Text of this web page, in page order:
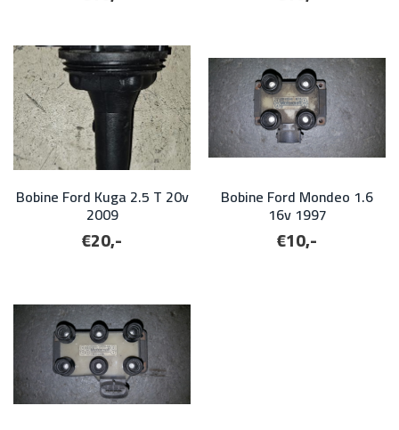
Bobine Ford Kuga 2.5 T 20v
2009
€20,-
Bobine Ford Mondeo 1.6
16v 1997
€10,-